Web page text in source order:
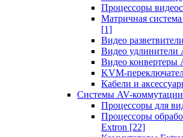
Процессоры
Матричная
[1]
Видео
Видео удлинители
Видео конвертеры
KVM-
Кабели и
Системы AV-
Процессоры для
Процессоры
Extron [22]